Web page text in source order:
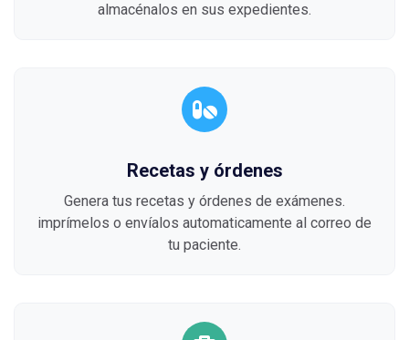
almacénalos en sus expedientes.
Recetas y órdenes
Genera tus recetas y órdenes de exámenes.
imprímelos o envíalos automaticamente al correo de
tu paciente.